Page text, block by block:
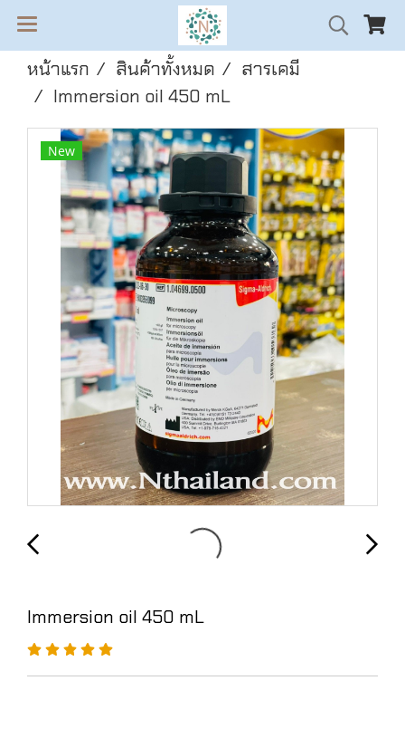
หน้าแรก สินค้าทั้งหมด
สารเคมี
Immersion oil 450 mL
New
Immersion oil 450 mL